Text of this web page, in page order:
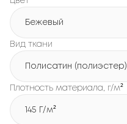
Бежевый
Вид ткани
Полисатин (полиэстер)
Плотность материала, г/м²
145 Г/м²